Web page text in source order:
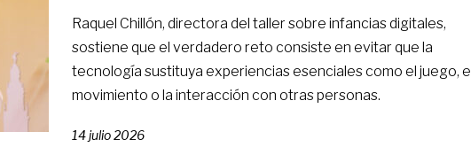
Raquel Chillón, directora del taller sobre infancias digitales,
sostiene que el verdadero reto consiste en evitar que la
tecnología sustituya experiencias esenciales como el juego, el
movimiento o la interacción con otras personas.
14 julio 2026